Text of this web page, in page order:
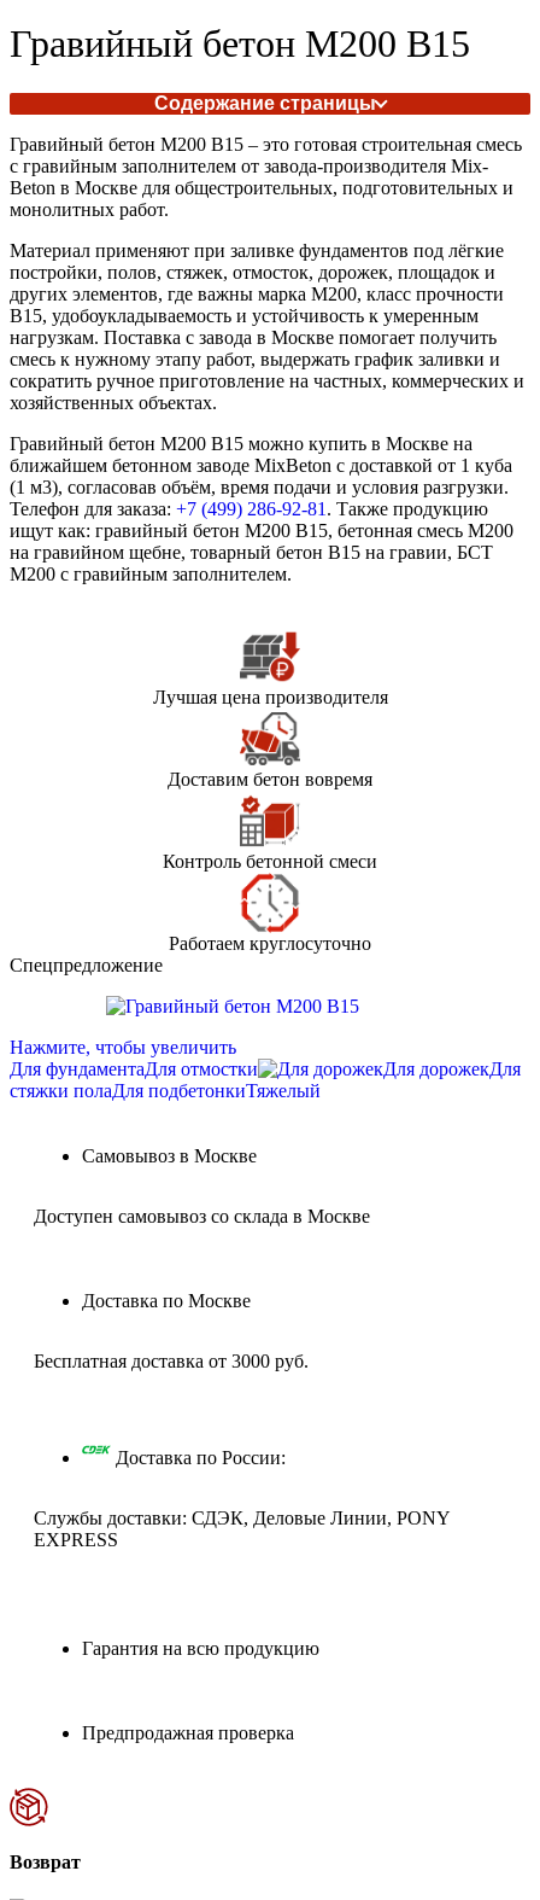
Гравийный бетон М200 В15
Содержание страницы
Гравийный бетон М200 В15 – это готовая строительная смесь
с гравийным заполнителем от завода-производителя Mix-
Beton в Москве для общестроительных, подготовительных и
монолитных работ.
Материал применяют при заливке фундаментов под лёгкие
постройки, полов, стяжек, отмосток, дорожек, площадок и
других элементов, где важны марка М200, класс прочности
В15, удобоукладываемость и устойчивость к умеренным
нагрузкам. Поставка с завода в Москве помогает получить
смесь к нужному этапу работ, выдержать график заливки и
сократить ручное приготовление на частных, коммерческих и
хозяйственных объектах.
Гравийный бетон М200 В15 можно купить в Москве на
ближайшем бетонном заводе MixBeton с доставкой от 1 куба
(1 м3), согласовав объём, время подачи и условия разгрузки.
Телефон для заказа: +7 (499) 286-92-81 . Также продукцию
ищут как: гравийный бетон М200 В15, бетонная смесь М200
на гравийном щебне, товарный бетон В15 на гравии, БСТ
М200 с гравийным заполнителем.
Лучшая цена производителя
Доставим бетон вовремя
Контроль бетонной смеси
Работаем круглосуточно
Спецпредложение
Нажмите, чтобы увеличить
Для фундаментаДля отмостки Для дорожекДля
стяжки полаДля подбетонкиТяжелый
Самовывоз в Москве
Доступен самовывоз со склада в Москве
Доставка по Москве
Бесплатная доставка от 3000 руб.
Доставка по России:
Службы доставки: СДЭК, Деловые Линии, PONY
EXPRESS
Гарантия на всю продукцию
Предпродажная проверка
Возврат